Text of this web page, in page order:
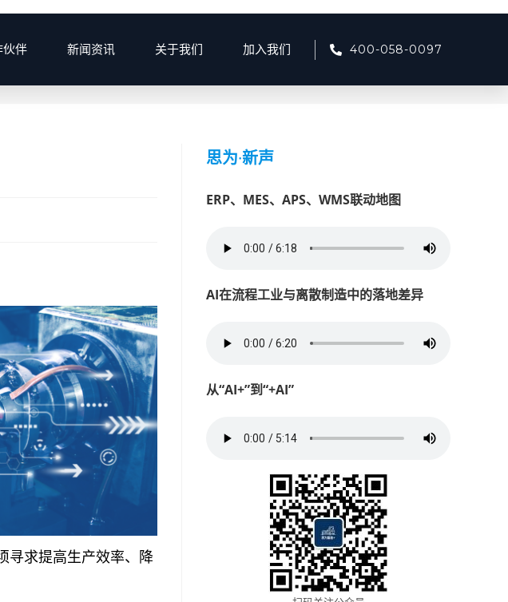
伙伴 新闻资讯 关于我们 加入我们 400-058-0097
2024 > 7月 > 产品资讯 > 智慧工厂解决方案，让制造到“智造”
寻求提高生产效率、降
思为·新声
ERP、MES、APS、WMS联动地图
AI在流程工业与离散制造中的落地差异
从“AI+”到“+AI”